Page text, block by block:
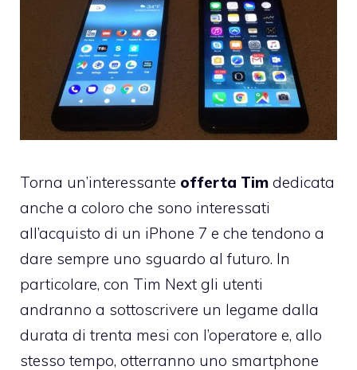
Torna un’interessante offerta Tim dedicata
anche a coloro che sono interessati
all’acquisto di un iPhone 7 e che tendono a
dare sempre uno sguardo al futuro. In
particolare, con Tim Next gli utenti
andranno a sottoscrivere un legame dalla
durata di trenta mesi con l’operatore e, allo
stesso tempo, otterranno uno smartphone